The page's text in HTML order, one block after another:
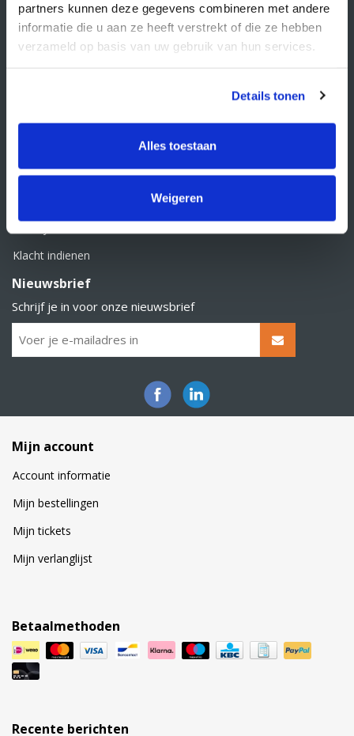
partners kunnen deze gegevens combineren met andere
informatie die u aan ze heeft verstrekt of die ze hebben
verzameld op basis van uw gebruik van hun services.
Details tonen
Alles toestaan
Weigeren
KvK nummer: 66384737
Retourbeleid
Klacht indienen
Nieuwsbrief
Schrijf je in voor onze nieuwsbrief
Mijn account
Account informatie
Mijn bestellingen
Mijn tickets
Mijn verlanglijst
Betaalmethoden
Recente berichten